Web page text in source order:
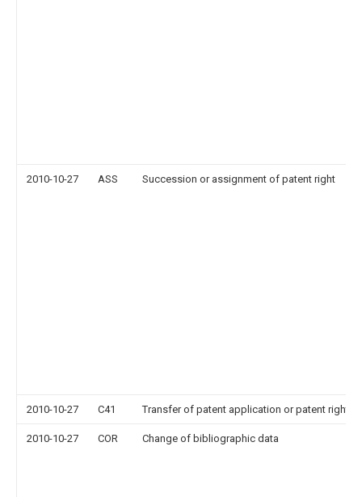
2010-10-27 ASS Succession or assignment of patent right
2010-10-27 C41 Transfer of patent application or patent right
2010-10-27 COR Change of bibliographic data